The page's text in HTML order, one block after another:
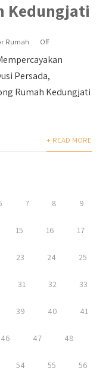
Kedungjati
Rumah Off
Persada,
Rumah Kedungjati
+ READ MORE
7 8 9
15 16 17
23 24 25
31 32 33
39 40 41
46 47 48
54 55 56